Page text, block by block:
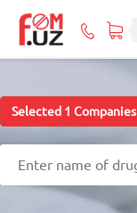
207-
08
Selected 1 Companies